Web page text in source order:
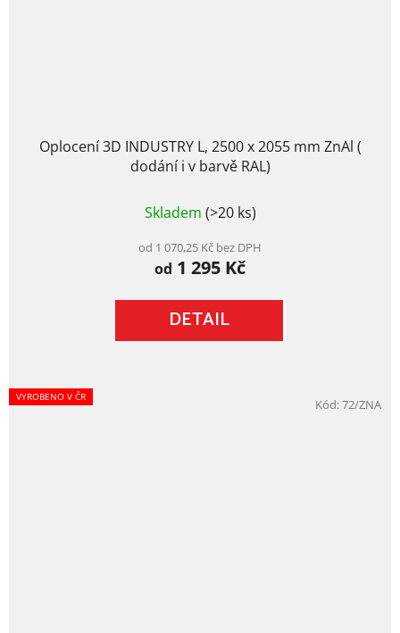
Oplocení 3D INDUSTRY L, 2500 x 2055 mm ZnAl (
dodání i v barvě RAL)
hodnocení
je
5,0
5
hvězdiček.
Skladem (>20 ks)
od 1 070,25 Kč bez DPH
od 1 295 Kč
DETAIL
VYROBENO V ČR Kód:72/ZNA